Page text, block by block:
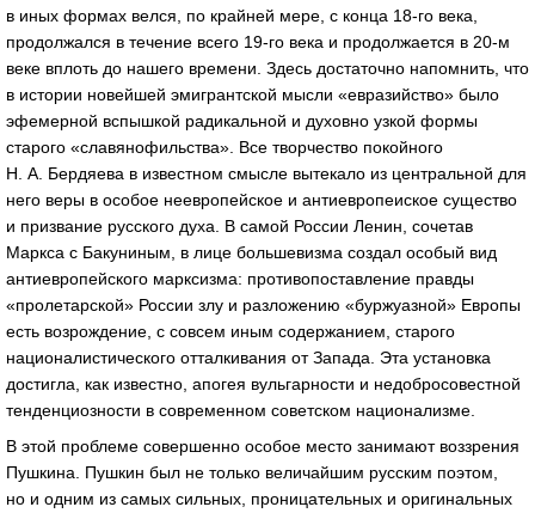
в иных формах велся, по крайней мере, с конца 18-го века,
продолжался в течение всего 19-го века и продолжается в 20-м
веке вплоть до нашего времени. Здесь достаточно напомнить, что
в истории новейшей эмигрантской мысли «евразийство» было
эфемерной вспышкой радикальной и духовно узкой формы
старого «славянофильства». Все творчество покойного
Н. А. Бердяева в известном смысле вытекало из центральной для
него веры в особое неевропейское и антиевропеиское существо
и призвание русского духа. В самой России Ленин, сочетав
Маркса с Бакуниным, в лице большевизма создал особый вид
антиевропейского марксизма: противопоставление правды
«пролетарской» России злу и разложению «буржуазной» Европы
есть возрождение, с совсем иным содержанием, старого
националистического отталкивания от Запада. Эта установка
достигла, как известно, апогея вульгарности и недобросовестной
тенденциозности в современном советском национализме.
В этой проблеме совершенно особое место занимают воззрения
Пушкина. Пушкин был не только величайшим русским поэтом,
но и одним из самых сильных, проницательных и оригинальных